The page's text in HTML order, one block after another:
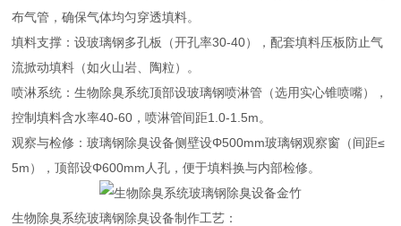
布气管，确保气体均匀穿透填料。
填料支撑：设玻璃钢多孔板（开孔率30-40），配套填料压板防止气
流掀动填料（如火山岩、陶粒）。
喷淋系统：生物除臭系统顶部设玻璃钢喷淋管（选用实心锥喷嘴），
控制填料含水率40-60，喷淋管间距1.0-1.5m。
观察与检修：玻璃钢除臭设备侧壁设Φ500mm玻璃钢观察窗（间距≤
5m），顶部设Φ600mm人孔，便于填料换与内部检修。
生物除臭系统玻璃钢除臭设备制作工艺：